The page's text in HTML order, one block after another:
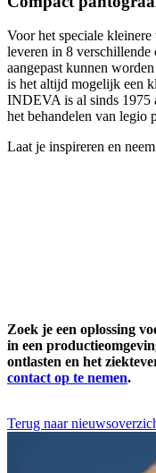
Voor het speciale
leveren in 8 verschillende
aangepast kunnen
is het altijd mogelijk een
INDEVA is al sinds 1975
het behandelen van legio
Laat je inspireren en
Zoek je een oplossing
in een
ontlasten en het
contact op te nemen.
Terug naar